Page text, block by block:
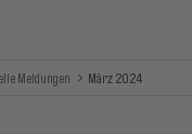
Meldungen März 2024